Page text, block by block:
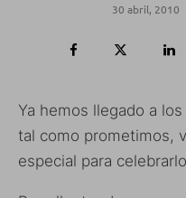
30 abril, 2010
Ya hemos llegado a los
tal como prometimos,
especial para